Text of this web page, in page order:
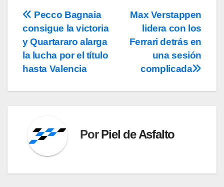
Navegación
de
entradas
Max Verstappen
lidera con los
Ferrari detrás en
una sesión
complicada
Pecco Bagnaia
consigue la victoria
y Quartararo alarga
la lucha por el título
hasta Valencia
PorPiel de Asfalto